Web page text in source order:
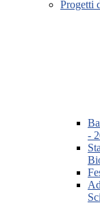
Progetti
-